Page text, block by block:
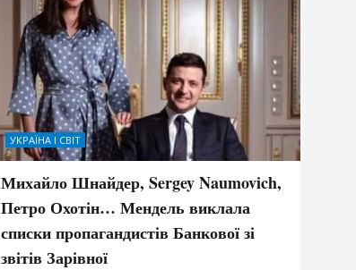
УКРАЇНА І СВІТ
Михайло Шнайдер, Sergey Naumovich,
Петро Охотін… Мендель виклала
списки пропагандистів Банкової зі
звітів Зарівної